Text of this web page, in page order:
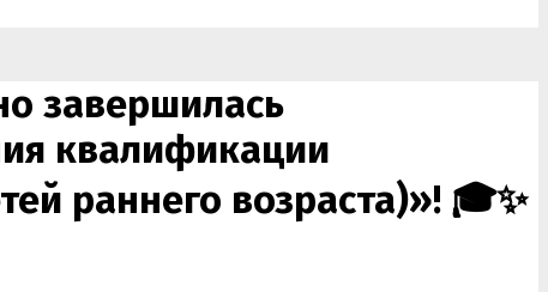
завершилась
квалификации
раннего возраста)»! 🎓✨